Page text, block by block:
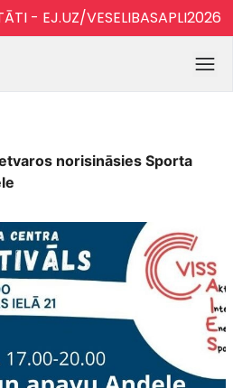
- EJ.UZ/VESELIBASAPLI2026
norisināsies Sporta